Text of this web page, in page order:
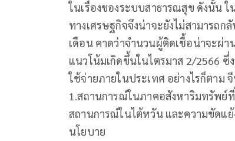
ในเรื่องของระบบสาธารณสุข ดังนั้น
ทางเศรษฐกิจจึงน่าจะยังไม่สามารถ
เดือน คาดว่าจำนวนผู้ติดเชื้อน่าจะผ่
แนวโน้มเกิดขึ้นในไตรมาส 2/2566
ใช้จ่ายภายในประเทศ อย่างไรก็ตา
1.สถานการณ์ในภาคอสังหาริมทรัพย์ที่
สถานการณ์ในไต้หวัน และความขัดแ
นโยบาย